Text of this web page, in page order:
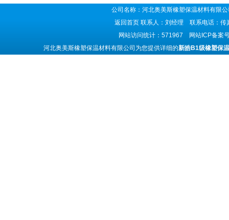
公司名称：河北奥美斯橡塑保温材料有
返回首页 联系人：刘经理 联系电话：
网站访问统计：571967 网站ICP备案
河北奥美斯橡塑保温材料有限公司为您提供详细的新皓B1级橡塑保